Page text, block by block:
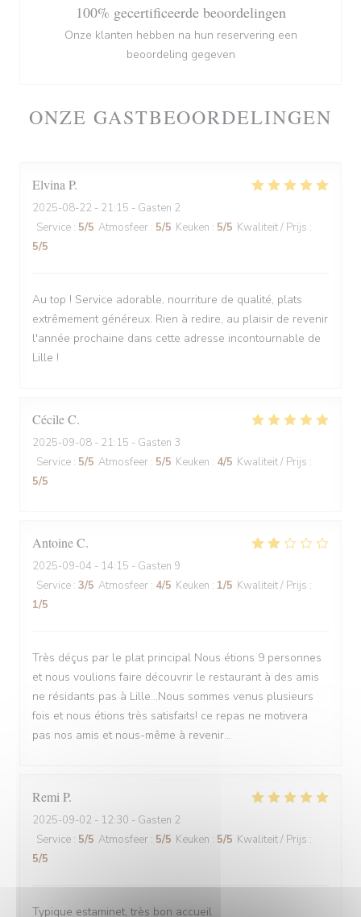
ONZE GASTBEOORDELINGEN
Elvina P
2025-08-22 - 21:15 - Gasten 2
Service : 5/5 Atmosfeer : 5/5 Keuken : 5/5 Kwaliteit / Prijs :
5/5
Au top ! Service adorable, nourriture de qualité, plats
extrêmement généreux. Rien à redire, au plaisir de revenir
l'année prochaine dans cette adresse incontournable de
Lille !
CécileC
2025-09-08 - 21:15 - Gasten 3
Service : 5/5 Atmosfeer : 5/5 Keuken : 4/5 Kwaliteit / Prijs :
5/5
AntoineC
2025-09-04 - 14:15 - Gasten 9
Service : 3/5 Atmosfeer : 4/5 Keuken : 1/5 Kwaliteit / Prijs :
1/5
Très déçus par le plat principal Nous étions 9 personnes
et nous voulions faire découvrir le restaurant à des amis
ne résidants pas à Lille...Nous sommes venus plusieurs
fois et nous étions très satisfaits! ce repas ne motivera
pas nos amis et nous-même à revenir...
Remi P
2025-09-02 - 12:30 - Gasten 2
Service : 5/5 Atmosfeer : 5/5 Keuken : 5/5 Kwaliteit / Prijs :
5/5
Typique estaminet, très bon accueil
100% gecertificeerde beoordelingen
Onze klanten hebben na hun reservering een
beoordeling gegeven